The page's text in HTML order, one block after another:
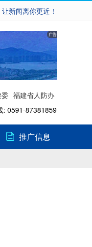
新闻离你更近！
福建省人防办
0591-87381859
推广信息